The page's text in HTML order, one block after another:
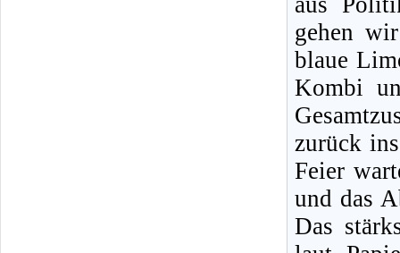
gehen
blaue
Kombi
zurück
Feier
und das
Das